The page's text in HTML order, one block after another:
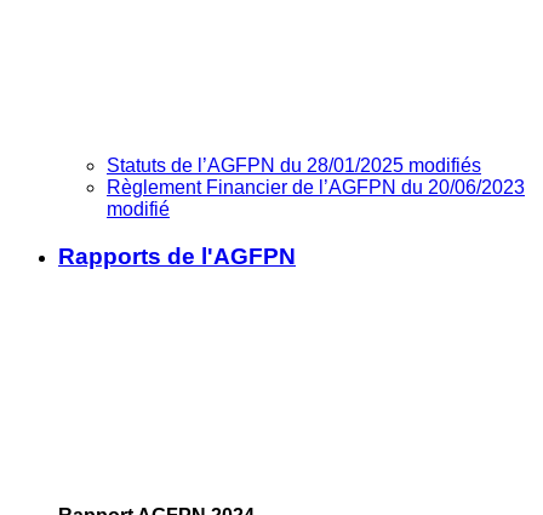
Statuts de l’AGFPN du 28/01/2025 modifiés
Règlement Financier de l’AGFPN du 20/06/2023
modifié
Rapports de l'AGFPN